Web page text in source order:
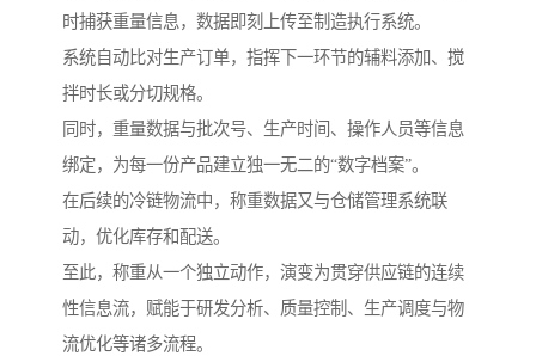
时捕获重量信息，数据即刻上传至制造执行系统。
系统自动比对生产订单，指挥下一环节的辅料添加、搅
拌时长或分切规格。
同时，重量数据与批次号、生产时间、操作人员等信息
绑定，为每一份产品建立独一无二的“数字档案”。
在后续的冷链物流中，称重数据又与仓储管理系统联
动，优化库存和配送。
至此，称重从一个独立动作，演变为贯穿供应链的连续
性信息流，赋能于研发分析、质量控制、生产调度与物
流优化等诸多流程。